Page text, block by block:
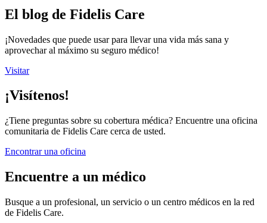
El blog de Fidelis Care
¡Novedades que puede usar para llevar una vida más sana y
aprovechar al máximo su seguro médico!
Visitar
¡Visítenos!
¿Tiene preguntas sobre su cobertura médica? Encuentre una oficina
comunitaria de Fidelis Care cerca de usted.
Encontrar una oficina
Encuentre a un médico
Busque a un profesional, un servicio o un centro médicos en la red
de Fidelis Care.